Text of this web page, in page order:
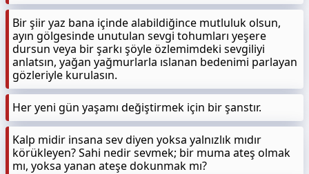
Bir şiir yaz bana içinde alabildiğince mutluluk olsun,
ayın gölgesinde unutulan sevgi tohumları yeşere
dursun veya bir şarkı şöyle özlemimdeki sevgiliyi
anlatsın, yağan yağmurlarla ıslanan bedenimi parlayan
gözleriyle kurulasın.
Her yeni gün yaşamı değiştirmek için bir şanstır.
Kalp midir insana sev diyen yoksa yalnızlık mıdır
körükleyen? Sahi nedir sevmek; bir muma ateş olmak
mı, yoksa yanan ateşe dokunmak mı?